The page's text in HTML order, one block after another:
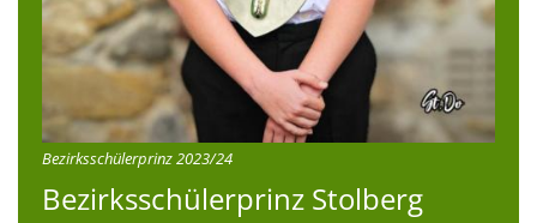
Bezirksschülerprinz 2023/24
Bezirksschülerprinz Stolberg